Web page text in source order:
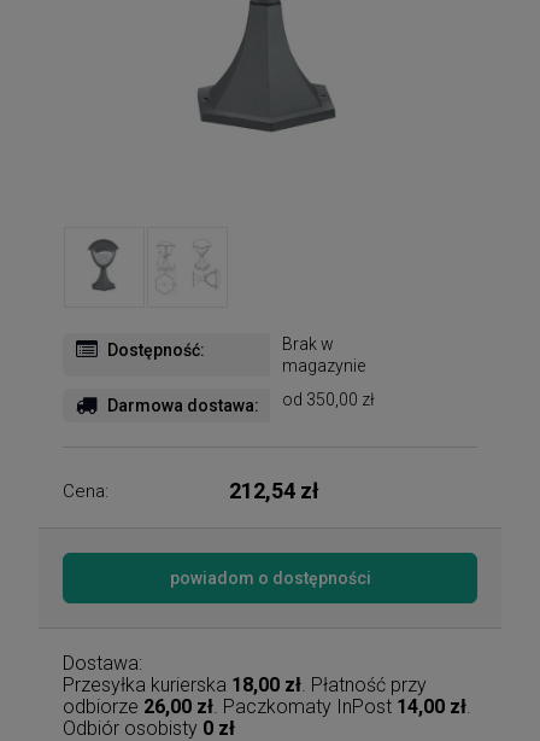
Dostępność:
Brak w
magazynie
Darmowa dostawa: od 350,00 zł
Cena: 212,54 zł
powiadom o dostępności
Dostawa:
Przesyłka kurierska 18,00 zł . Płatność przy
odbiorze 26,00 zł . Paczkomaty InPost 14,00 zł
Odbiór osobisty 0 zł